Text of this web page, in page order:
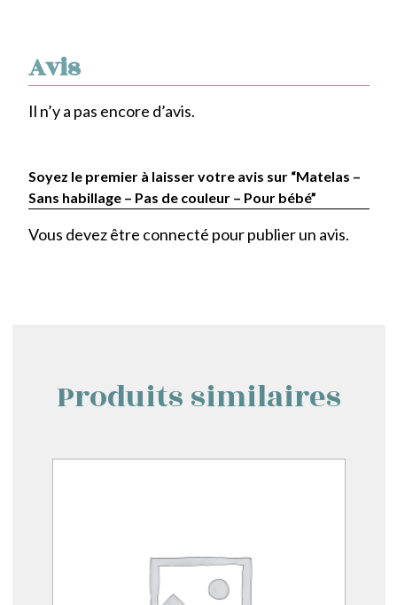
Avis
Il n’y a pas encore d’avis.
Soyez le premier à laisser votre avis sur “Matelas –
Sans habillage – Pas de couleur – Pour bébé”
Vous devez être connecté pour publier un avis.
Produits similaires